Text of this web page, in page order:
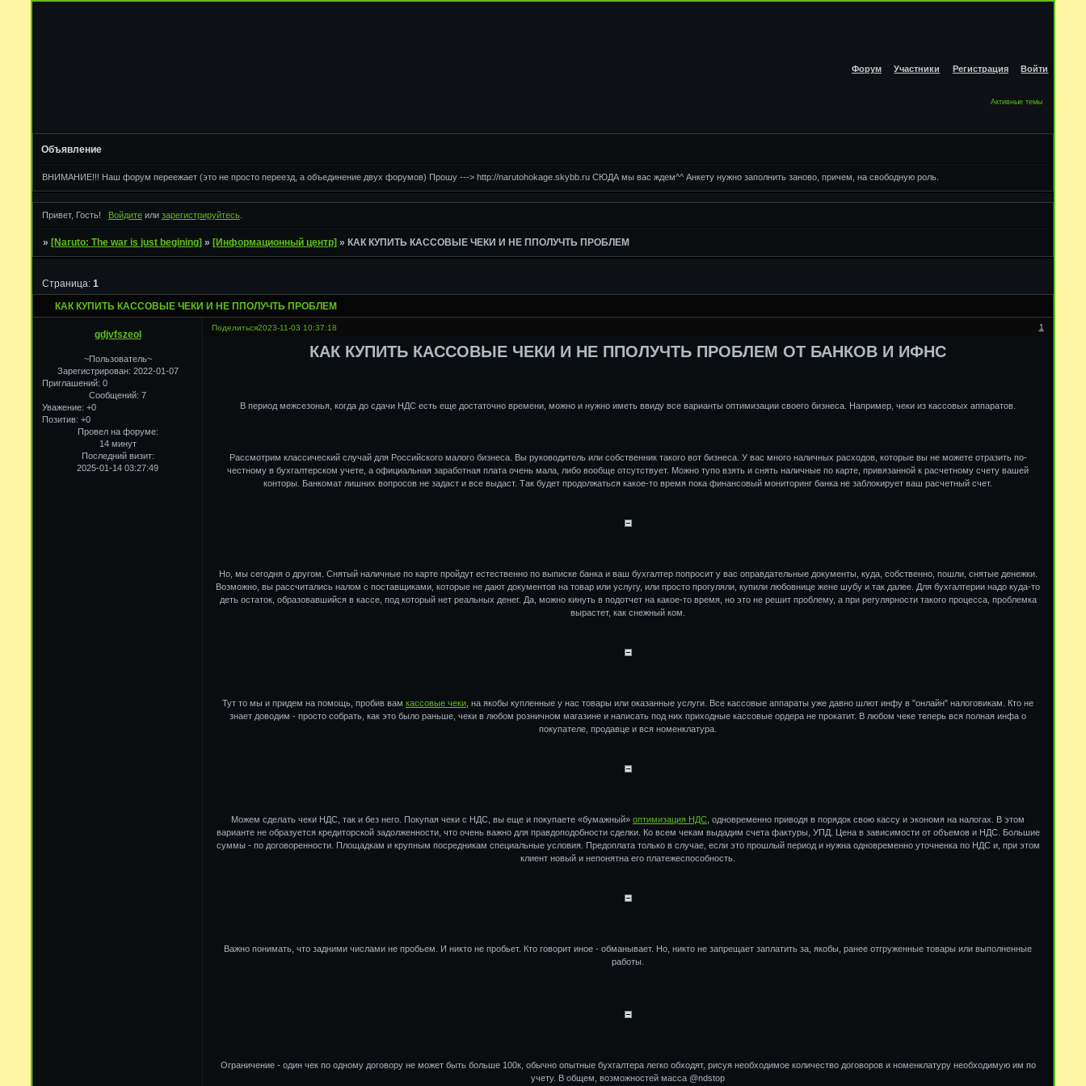
Форум Участники Регистрация Войти
Активные темы
Объявление
ВНИМАНИЕ!!! Наш форум переежает (это не просто переезд, а объединение двух форумов) Прошу ---> http://narutohokage.skybb.ru СЮДА мы вас ждем^^ Анкету нужно заполнить заново, причем, на свободную роль.
Привет, Гость! Войдитеили зарегистрируйтесь.
» [Naruto: The war is just begining] » [Информационный центр] » КАК КУПИТЬ КАССОВЫЕ ЧЕКИ И НЕ ППОЛУЧТЬ ПРОБЛЕМ
КАК КУПИТЬ КАССОВЫЕ ЧЕКИ И НЕ ППОЛУЧТЬ ПРОБЛЕМ
Страница:1
Поделиться 1
2023-11-03 10:37:18
gdjvfszeol
~Пользователь~
Зарегистрирован: 2022-01-07
Приглашений: 0
Сообщений: 7
Уважение: +0
Позитив: +0
Провел на форуме:
14 минут
Последний визит:
2025-01-14 03:27:49
КАК КУПИТЬ КАССОВЫЕ ЧЕКИ И НЕ ППОЛУЧТЬ ПРОБЛЕМ ОТ БАНКОВ И ИФНС
В период межсезонья, когда до сдачи НДС есть еще достаточно времени, можно и нужно иметь ввиду все варианты оптимизации своего бизнеса. Например, чеки из кассовых аппаратов.
Рассмотрим классический случай для Российского малого бизнеса. Вы руководитель или собственник такого вот бизнеса. У вас много наличных расходов, которые вы не можете отразить по-
честному в бухгалтерском учете, а официальная заработная плата очень мала, либо вообще отсутствует. Можно тупо взять и снять наличные по карте, привязанной к расчетному счету вашей
конторы. Банкомат лишних вопросов не задаст и все выдаст. Так будет продолжаться какое-то время пока финансовый мониторинг банка не заблокирует ваш расчетный счет.
Но, мы сегодня о другом. Снятый наличные по карте пройдут естественно по выписке банка и ваш бухгалтер попросит у вас оправдательные документы, куда, собственно, пошли, снятые денежки.
Возможно, вы рассчитались налом с поставщиками, которые не дают документов на товар или услугу, или просто прогуляли, купили любовнице жене шубу и так далее. Для бухгалтерии надо куда-то
деть остаток, образовавшийся в кассе, под который нет реальных денег. Да, можно кинуть в подотчет на какое-то время, но это не решит проблему, а при регулярности такого процесса, проблемка
вырастет, как снежный ком.
Тут то мы и придем на помощь, пробив вам кассовые чеки , на якобы купленные у нас товары или оказанные услуги. Все кассовые аппараты уже давно шлют инфу в "онлайн" налоговикам. Кто не
знает доводим - просто собрать, как это было раньше, чеки в любом розничном магазине и написать под них приходные кассовые ордера не прокатит. В любом чеке теперь вся полная инфа о
покупателе, продавце и вся номенклатура.
Можем сделать чеки НДС, так и без него. Покупая чеки с НДС, вы еще и покупаете «бумажный» оптимизация НДС , одновременно приводя в порядок свою кассу и экономя на налогах. В этом
варианте не образуется кредиторской задолженности, что очень важно для правдоподобности сделки. Ко всем чекам выдадим счета фактуры, УПД. Цена в зависимости от объемов и НДС. Большие
суммы - по договоренности. Площадкам и крупным посредникам специальные условия. Предоплата только в случае, если это прошлый период и нужна одновременно уточненка по НДС и, при этом
клиент новый и непонятна его платежеспособность.
Важно понимать, что задними числами не пробьем. И никто не пробьет. Кто говорит иное - обманывает. Но, никто не запрещает заплатить за, якобы, ранее отгруженные товары или выполненные
работы.
Ограничение - один чек по одному договору не может быть больше 100к, обычно опытные бухгалтера легко обходят, рисуя необходимое количество договоров и номенклатуру необходимую им по
учету. В общем, возможностей масса @ndstop